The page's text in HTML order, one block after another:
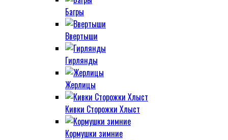
Багры
Ввертыши
Гирлянды
Жерлицы
Кивки Сторожки Хлыст
Кормушки зимние